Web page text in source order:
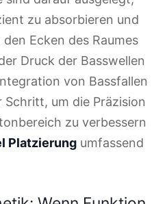
zu absorbieren und
Ecken des Raumes
Druck der Basswellen
von Bassfallen
um die Präzision
zu verbessern
Platzierung umfassend